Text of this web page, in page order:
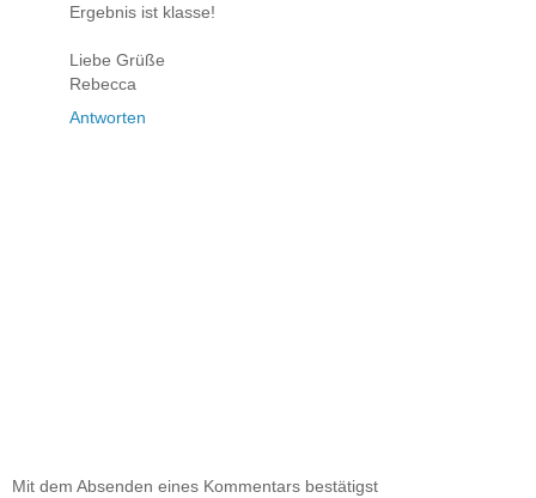
Ergebnis ist klasse!
Liebe Grüße
Rebecca
Antworten
Mit dem Absenden eines Kommentars bestätigst